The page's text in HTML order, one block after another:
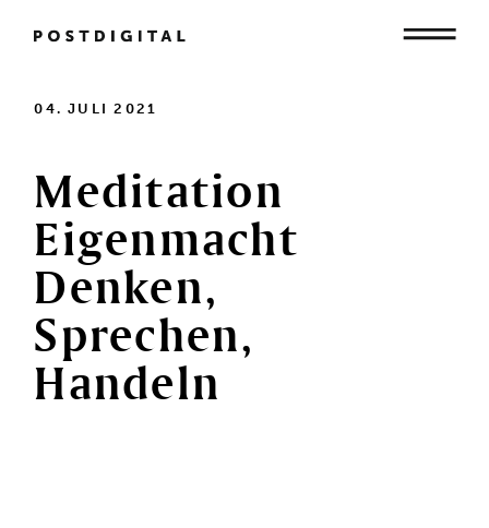
Mensch
Organisation
Gesellschaft
04. JULI 2021
Meditation
Eigenmacht
Denken,
Sprechen,
Handeln